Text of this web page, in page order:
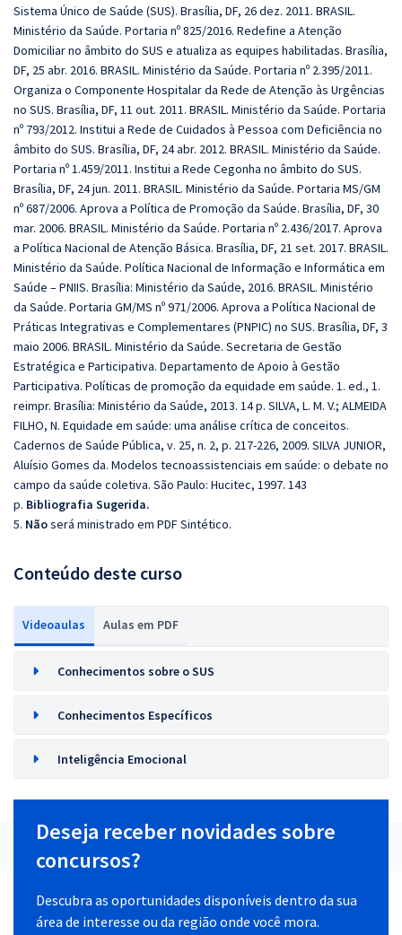
Sistema Único de Saúde (SUS). Brasília, DF, 26 dez. 2011. BRASIL.
Ministério da Saúde. Portaria nº 825/2016. Redefine a Atenção
Domiciliar no âmbito do SUS e atualiza as equipes habilitadas. Brasília,
DF, 25 abr. 2016. BRASIL. Ministério da Saúde. Portaria nº 2.395/2011.
Organiza o Componente Hospitalar da Rede de Atenção às Urgências
no SUS. Brasília, DF, 11 out. 2011. BRASIL. Ministério da Saúde. Portaria
nº 793/2012. Institui a Rede de Cuidados à Pessoa com Deficiência no
âmbito do SUS. Brasília, DF, 24 abr. 2012. BRASIL. Ministério da Saúde.
Portaria nº 1.459/2011. Institui a Rede Cegonha no âmbito do SUS.
Brasília, DF, 24 jun. 2011. BRASIL. Ministério da Saúde. Portaria MS/GM
nº 687/2006. Aprova a Política de Promoção da Saúde. Brasília, DF, 30
mar. 2006. BRASIL. Ministério da Saúde. Portaria nº 2.436/2017. Aprova
a Política Nacional de Atenção Básica. Brasília, DF, 21 set. 2017. BRASIL.
Ministério da Saúde. Política Nacional de Informação e Informática em
Saúde – PNIIS. Brasília: Ministério da Saúde, 2016. BRASIL. Ministério
da Saúde. Portaria GM/MS nº 971/2006. Aprova a Política Nacional de
Práticas Integrativas e Complementares (PNPIC) no SUS. Brasília, DF, 3
maio 2006. BRASIL. Ministério da Saúde. Secretaria de Gestão
Estratégica e Participativa. Departamento de Apoio à Gestão
Participativa. Políticas de promoção da equidade em saúde. 1. ed., 1.
reimpr. Brasília: Ministério da Saúde, 2013. 14 p. SILVA, L. M. V.; ALMEIDA
FILHO, N. Equidade em saúde: uma análise crítica de conceitos.
Cadernos de Saúde Pública, v. 25, n. 2, p. 217-226, 2009. SILVA JUNIOR,
Aluísio Gomes da. Modelos tecnoassistenciais em saúde: o debate no
campo da saúde coletiva. São Paulo: Hucitec, 1997. 143
p. Bibliografia Sugerida.
5. Nãoserá ministrado em PDF Sintético.
Conteúdo deste curso
Videoaulas Aulas em PDF
Conhecimentos sobre o SUS
Conhecimentos Específicos
Inteligência Emocional
Deseja receber novidades sobre
concursos?
Descubra as oportunidades disponíveis dentro da sua
área de interesse ou da região onde você mora.